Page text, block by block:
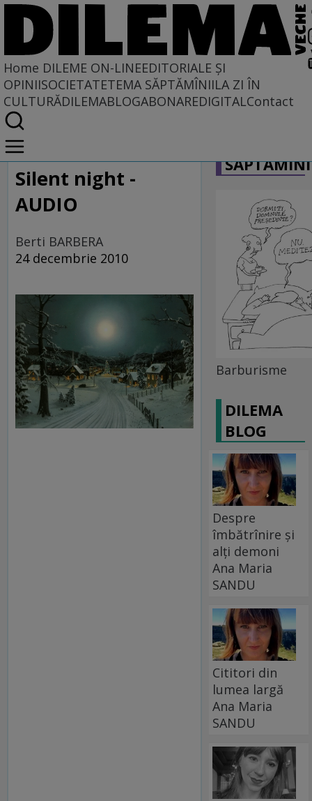
Home DILEME ON-LINEEDITORIALE ȘI
OPINIISOCIETATETEMA SĂPTĂMÎNIILA ZI ÎN
CULTURĂDILEMABLOGABONAREDIGITALContact
Home
Dileme on-line
Silent night -
AUDIO
Berti BARBERA
24 decembrie 2010
Barburisme
DILEMA
BLOG
Despre
îmbătrînire și
alți demoni
Ana Maria
SANDU
Cititori din
lumea largă
Ana Maria
SANDU